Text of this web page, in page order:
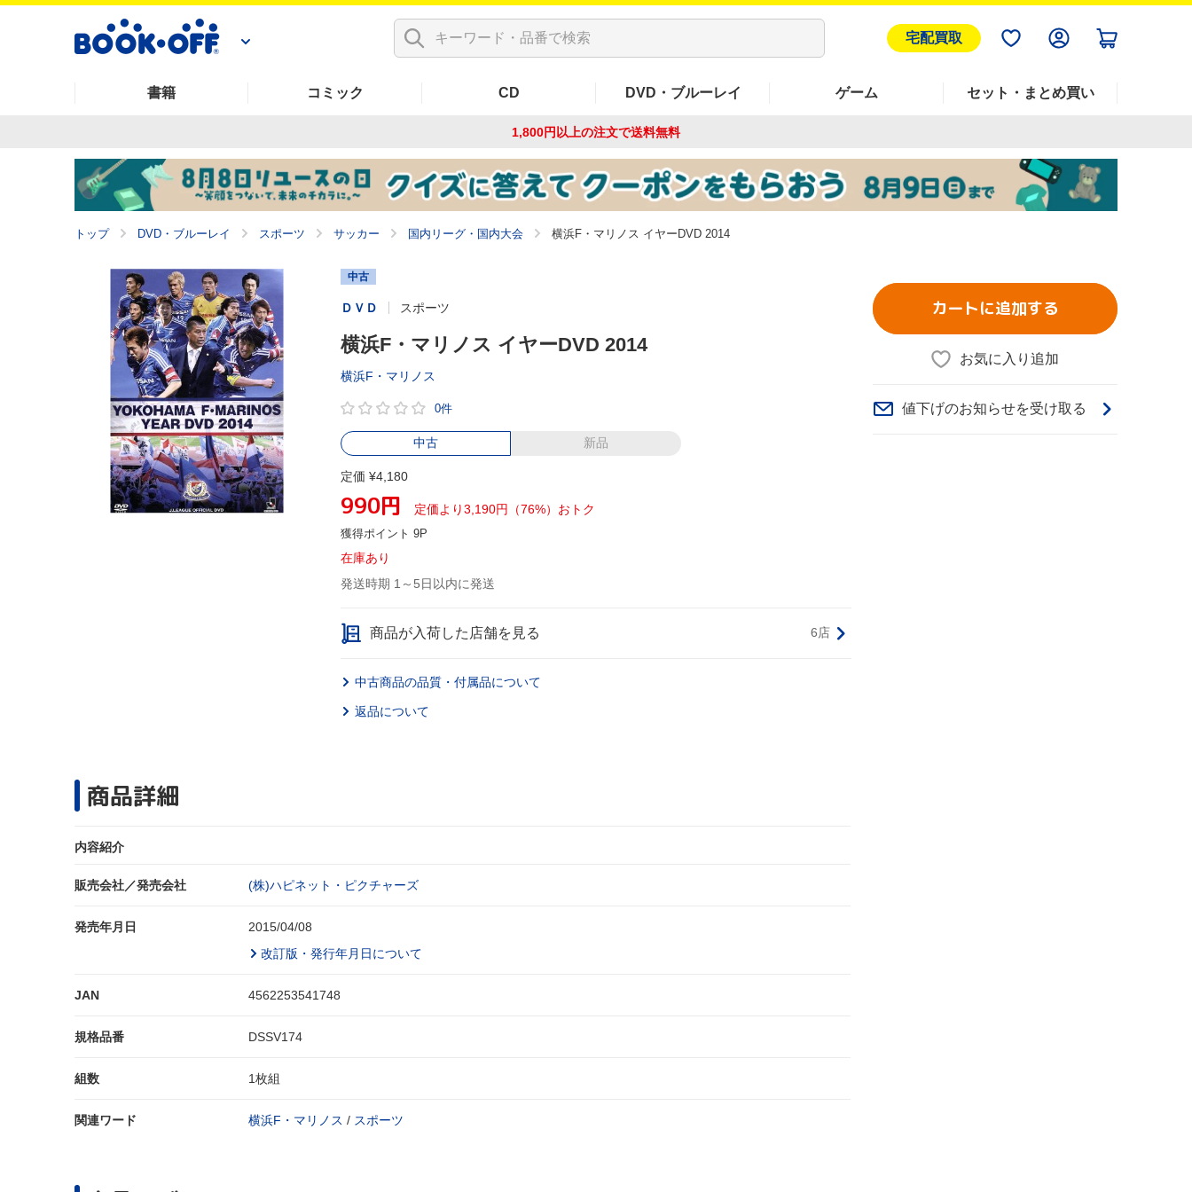
宅配買取
書籍 コミック CD DVD・ブルーレイ ゲーム セット・まとめ買い
1,800円以上の注文で送料無料
トップ DVD・ブルーレイ スポーツ サッカー 国内リーグ・国内大会 横浜F・マリノス イヤーDVD 2014
中古
ＤＶＤ スポーツ
横浜F・マリノス イヤーDVD 2014
横浜F・マリノス
0件
中古 新品
定価 ¥4,180
990円 定価より3,190円（76%）おトク
獲得ポイント 9P
在庫あり
発送時期 1～5日以内に発送
商品が入荷した店舗を見る 6店
中古商品の品質・付属品について
返品について
商品詳細
内容紹介
販売会社／発売会社 (株)ハピネット・ピクチャーズ
発売年月日
2015/04/08
改訂版・発行年月日について
JAN 4562253541748
規格品番 DSSV174
組数 1枚組
関連ワード 横浜F・マリノス / スポーツ
カートに追加する
お気に入り追加
値下げのお知らせを受け取る